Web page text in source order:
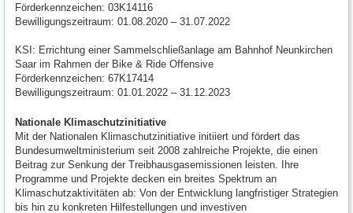
Förderkennzeichen: 03K14116
Bewilligungszeitraum: 01.08.2020 – 31.07.2022
KSI: Errichtung einer Sammelschließanlage am Bahnhof Neunkirchen
Saar im Rahmen der Bike & Ride Offensive
Förderkennzeichen: 67K17414
Bewilligungszeitraum: 01.01.2022 – 31.12.2023
Nationale Klimaschutzinitiative
Mit der Nationalen Klimaschutzinitiative initiiert und fördert das
Bundesumweltministerium seit 2008 zahlreiche Projekte, die einen
Beitrag zur Senkung der Treibhausgasemissionen leisten. Ihre
Programme und Projekte decken ein breites Spektrum an
Klimaschutzaktivitäten ab: Von der Entwicklung langfristiger Strategien
bis hin zu konkreten Hilfestellungen und investiven